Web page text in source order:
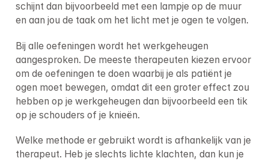
schijnt dan bijvoorbeeld met een lampje op de muur
en aan jou de taak om het licht met je ogen te volgen.
Bij alle oefeningen wordt het werkgeheugen
aangesproken. De meeste therapeuten kiezen ervoor
om de oefeningen te doen waarbij je als patiënt je
ogen moet bewegen, omdat dit een groter effect zou
hebben op je werkgeheugen dan bijvoorbeeld een tik
op je schouders of je knieën.
Welke methode er gebruikt wordt is afhankelijk van je
therapeut. Heb je slechts lichte klachten, dan kun je